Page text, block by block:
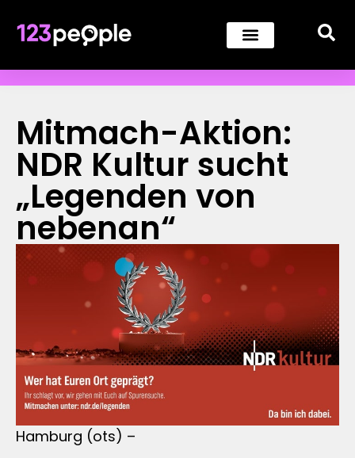
Mitmach-Aktion:
NDR Kultur sucht
„Legenden von
nebenan“
Hamburg (ots) –